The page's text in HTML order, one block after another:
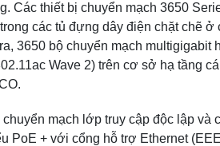
Các thiết bị chuyển mạch 3650
các tủ đựng dây điện chặt chẽ ở
3650 bộ chuyển mạch multigigabit
Wave 2) trên cơ sở hạ tầng
mạch lớp truy cập độc lập và
PoE + với cổng hỗ trợ Ethernet